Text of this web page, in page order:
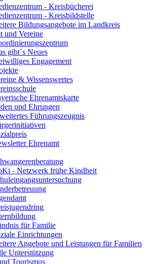
- Kreisbücherei
- Kreisbildstelle
Bildungsangebote im Landkreis
und Vereine
gibt´s Neues
Engagement
& Wissenswertes
Ehrenamtskarte
und Ehrungen
Führungszeugnis
Ehrenamt
- Netzwerk frühe Kindheit
für Familie
Einrichtungen
Angebote und Leistungen für Familien
Unterstützung
Tourismus